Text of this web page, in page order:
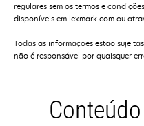
regulares sem os termos e
disponíveis em lexmark.com ou
Todas as informações estão
não é responsável por quaisquer